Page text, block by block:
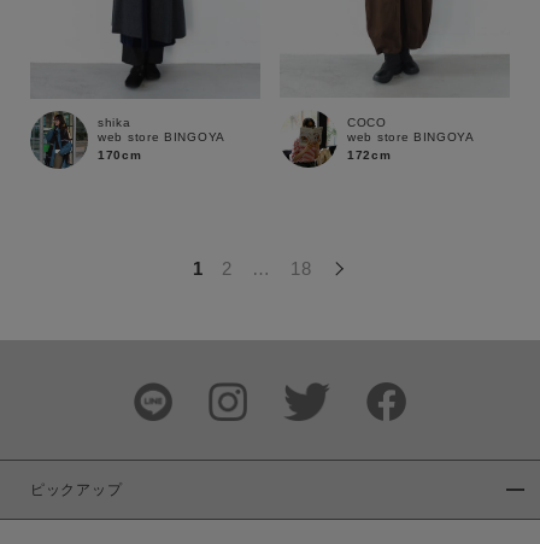
この条件で絞り込む
shika
web store BINGOYA
170cm
COCO
web store BINGOYA
172cm
1 2 … 18
ピックアップ